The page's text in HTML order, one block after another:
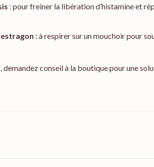
: pour freiner la libération d’histamine et
estragon :à respirer sur un mouchoir pour
conseil à la boutique pour une